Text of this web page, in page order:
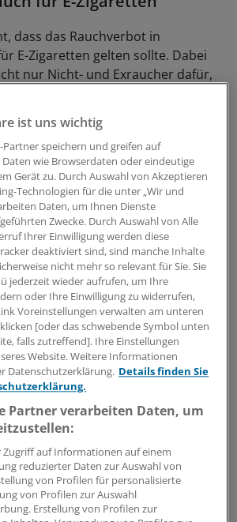
dass das Rauchverbot in
E-Zigaretten gelten sollte. Dabei
nur Nicht- und Exraucher dafür,
in der Gastronomie.
E-Zigaretten in
zu verbieten, empfiehlt nach
auch die
deren Conference of the
in Moskau zu Ende ging. Denn beim
gelangten lungengängige
Mengen krebserzeugender
und beeinträchtigten die
Lust auf eine "echte" Zigarette,
eine elektronische Zigarette
so warnt das DKFZ,
und hätten eine geringere
zu versuchen.
Erwachsene wirksam vor einer
und daraus resultierenden
zu schützen, sollten E-Zigaretten -
ist uns wichtig
-Partner speichern und greifen auf
wie Browserdaten oder eindeutige
Gerät zu. Durch Auswahl von Akzeptieren
Technologien für die unter „Wir und
Daten, um Ihnen Dienste
Zwecke. Durch Auswahl von Alle
Ihrer Einwilligung werden diese
deaktiviert sind, sind manche Inhalte
nicht mehr so relevant für Sie. Sie
jederzeit wieder aufrufen, um Ihre
oder Ihre Einwilligung zu widerrufen,
Voreinstellungen verwalten am unteren
[oder das schwebende Symbol unten
falls zutreffend]. Ihre Einstellungen
Website. Weitere Informationen
Datenschutzerklärung. Details finden Sie
Partner verarbeiten Daten, um
Zugriff auf Informationen auf einem
reduzierter Daten zur Auswahl von
von Profilen für personalisierte
von Profilen zur Auswahl
Erstellung von Profilen zur